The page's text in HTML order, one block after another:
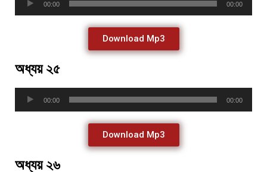
00:00 00:00
Download Mp3
অধ্যয় ২৫
00:00 00:00
Download Mp3
অধ্যয় ২৬